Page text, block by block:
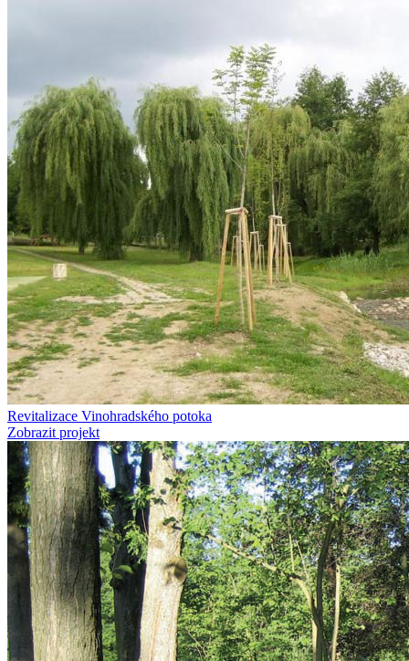
Revitalizace Vinohradského potoka
Zobrazit projekt